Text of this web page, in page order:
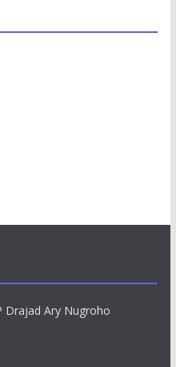
Drajad Ary Nugroho